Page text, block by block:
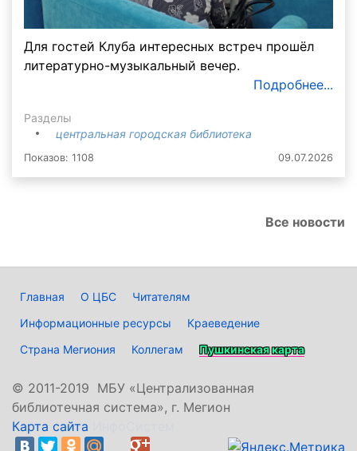
Для гостей Клуба интересных встреч прошёл
литературно-музыкальный вечер.
Подробнее...
Разделы
центральная городская библиотека
Показов: 1108 09.07.2026
Все новости
Главная О ЦБС
Читателям
Информационные ресурсы
Краеведение
Страна Мегиония
Коллегам Пушкинская карта
© 2011-2019 МБУ «Централизованная
библиотечная система», г. Мегион
Карта сайта